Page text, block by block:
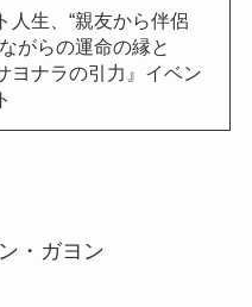
人生、“親友から伴侶
がらの運命の縁と
ナラの引力』イベン
・ガヨン